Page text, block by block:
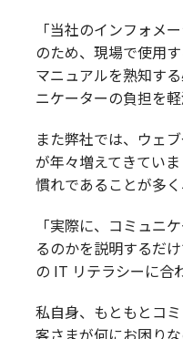
「当社のインフォメ
のため、現場で使用
マニュアルを熟知す
ニケーターの負担を軽
また弊社では、ウェ
が年々増えてきてい
慣れであることが多
「実際に、コミュニ
るのかを説明するだ
の IT リテラシーに合
私自身、もともとコ
客さまが何にお困り